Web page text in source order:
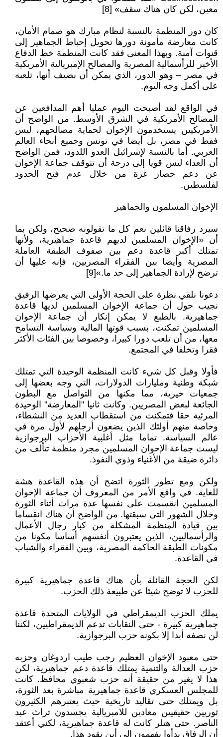
معين، لكن كان هناك سقف» [8]
كان دور المنظمة بالنسبة لنظام مبارك هو صمام الأمان،
كانت معارضة مأمونة دورها تحويل إحباط الجماهير إلى
قنوات آمنة. وبهذا المعنى فقد كانت المنظمة خط الدفاع
الأخير للرأسمالية المصرية والمصالح الإمبريالية الأمريكية
في مصر – وهو الدور، الذي يمكن أن نضيف أنها، تلعبه
على أكمل وجه اليوم.
في الواقع لقد أصبحت اليوم عمليا أهم المدافعين عن
المصالح الأمريكية في الشرق الأوسط. من الواضح أن
الأمريكيين يستخدمون الإخوان لحماية مصالحهم، ليس
فقط في مصر، بل أيضا في تونس وجميع أنحاء العالم
العربي. أما بالنسبة لإسرائيل العدو اللدود، فمن الواضح
أن العداء ليس قويا إلى درجة أن تتوقف جماعة الإخوان
عن دعم حصار غزة من خلال عدم فتح الحدود
لفلسطين.
الإخوان المسلمون والجماهير
سيرد رفاقنا قائلين نعم كل ما تقولونه صحيح، ولكن بما
أن «الإخوان المسلمين لديهم قاعدة جماهيرية، ولأنها
تمتلك أكبر قاعدة دعم بين صفوف الطبقة العاملة
المصرية وأيضا بين الفقراء المصريين، فإنه عليها أن
ترضخ لإرادة الجماهير إلى حد ما.»[9]
دعونا نلقي نظرة على الحجة الأولى التي يعرضها الرفيق
نجيب حول أن جماعة الإخوان المسلمين لديها قاعدة
جماهيرية. بالطبع لا يمكن إنكار أن جماعة الإخوان
المسلمين تمكنت، بسبب قوتها المالية وسياسة التسامح
معها، من أن تلعب دورا كبيرا، وخصوصا بين الفئات الأكثر
فقرا وتخلفا في المجتمع.
فأولا وقبل كل شيء كانت المنظمة الوحيدة التي تمتلك
شبكة وطنية ومليارات الدولارات، التي وجه بعضها إلى
جمعيات خيرية، مما مكنها من التواصل مع البطون
الجائعة لبعض المصريين. وكانت ثانيا "المعارضة" الوحيدة
المرئية حقا فتمكنت من استقطاب العديد من النشطاء،
وخاصة منهم أولئك الذين يضعون أرجلهم لأول مرة في
عالم السياسة. تماما مثل أغلبية الأحزاب البرجوازية
ليست جماعة الإخوان المسلمين مجرد منظمة تتألف من
دائرة ضيقة من الأغنياء وذوي النفوذ.
ولكن ومع تطور الثورة اتضح أن هذه القاعدة هشة
للغاية. في واقع الأمر من المعروف أن جماعة الإخوان
المسلمين انقسمت على نفسها عدة مرات أثناء الثورة
وخلال الشهور التي سبقتها. من الواضح أن هناك انقساما
بين قيادة المنظمة المشكلة من كبار رجال الأعمال
والرأسماليين، الذين يعتبرون أنفسهم أساسا مكونا من
مكونات الطبقة الحاكمة المصرية، وبين الفقراء والشباب
في القاعدة.
لكن الحجة القائلة بأن هناك قاعدة جماهيرية كبيرة
للحزب لا توضح شيئا عن طبيعة ذلك الحزب.
يملك الحزب الديمقراطي في الولايات المتحدة قاعدة
جماهيرية كبيرة - حتى النقابات تدعم الديمقراطيين، لكننا
لن نصفه أبدا إلا بكونه حزب البرجوازية.
حتى معبود الإخوان العظيم رجب طيب اردوغان وحزبه
حزب العدالة والتنمية يمتلك قاعدة دعم جماهيرية، لكن
هذا لا يغير من حقيقة أنه حزب شعبوي محافظ. كانت
للمجلس العسكري قاعدة جماهيرية مباشرة بعد الثورة،
بل ويمتلك حتى تقاليد تاريخية حيث يعتبرهم الكثيرون
ثوريين حقيقيين معادين للامبريالية يجسدون تراث عبد
الناصر. حتى هتلر كانت له قاعدة جماهيرية، لكني أعتقد
أن الرفاق بدأوا يفهمون إلى أين يقود هذا.